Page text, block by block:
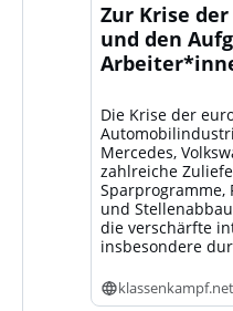
Zur Krise
und den
Die Krise der
Mercedes,
zahlreiche
Sparprogramme,
und
die verschärfte
insbesondere
klassenkampf.net